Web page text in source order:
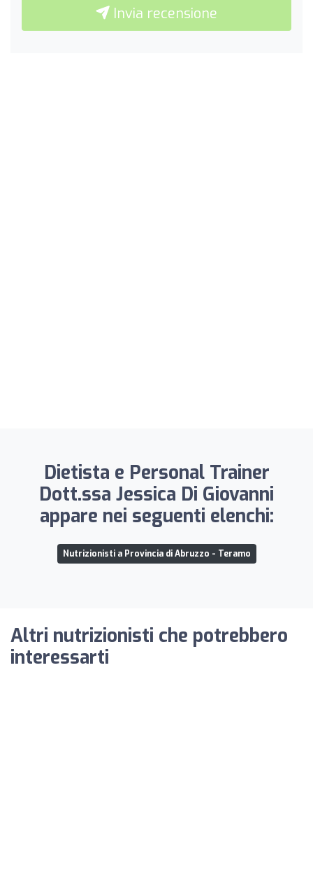
Invia recensione
Dietista e Personal Trainer
Dott.ssa Jessica Di Giovanni
appare nei seguenti elenchi:
Nutrizionisti a Provincia di Abruzzo - Teramo
Altri nutrizionisti che potrebbero
interessarti